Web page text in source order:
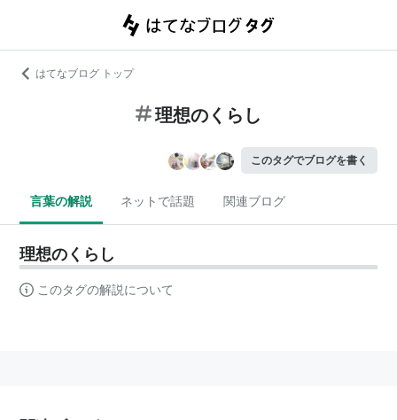
はてなブログ トップ
理想のくらし
このタグでブログを書く
言葉の解説 ネットで話題 関連ブログ
理想のくらし
このタグの解説について